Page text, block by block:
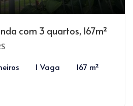
com 3 quartos, 167m²
1 Vaga 167 m²